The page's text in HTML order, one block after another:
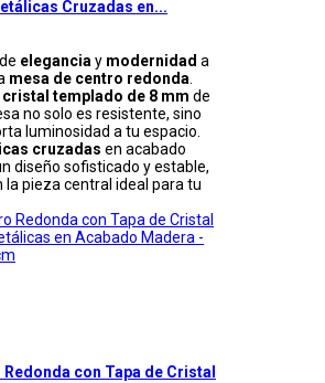
Cruzadas en...
elegancia y modernidad a
mesa de centro redonda
cristal templado de 8 mm de
no solo es resistente, sino
luminosidad a tu espacio.
cruzadas en acabado
diseño sofisticado y estable,
la pieza central ideal para tu
con Tapa de Cristal